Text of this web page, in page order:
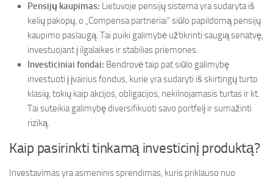
Pensijų kaupimas: Lietuvoje pensijų sistema yra sudaryta iš
kelių pakopų, o „Compensa partneriai“ siūlo papildomą pensijų
kaupimo paslaugą. Tai puiki galimybė užtikrinti saugią senatvę,
investuojant į ilgalaikes ir stabilias priemones.
Investiciniai fondai: Bendrovė taip pat siūlo galimybę
investuoti į įvairius fondus, kurie yra sudaryti iš skirtingų turto
klasių, tokių kaip akcijos, obligacijos, nekilnojamasis turtas ir kt.
Tai suteikia galimybę diversifikuoti savo portfelį ir sumažinti
riziką.
Kaip pasirinkti tinkamą investicinį produktą?
Investavimas yra asmeninis sprendimas, kuris priklauso nuo